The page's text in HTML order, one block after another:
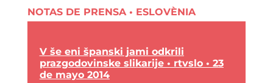
NOTAS DE PRENSA • ESLOVÈNIA
V še eni španski jami odkrili
prazgodovinske slikarije • rtvslo • 23
de mayo 2014